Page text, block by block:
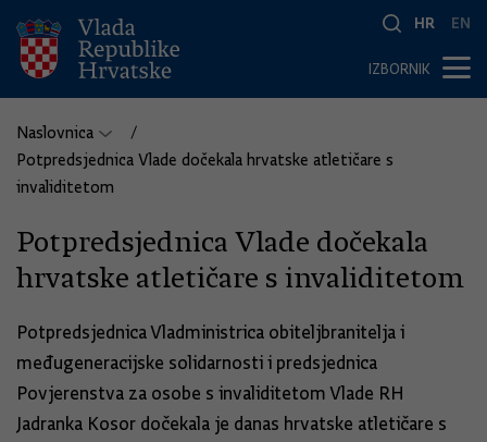
HR EN
IZBORNIK
Naslovnica
Potpredsjednica Vlade dočekala hrvatske atletičare s
invaliditetom
Potpredsjednica Vlade dočekala
hrvatske atletičare s invaliditetom
Potpredsjednica Vladministrica obiteljbranitelja i
međugeneracijske solidarnosti i predsjednica
Povjerenstva za osobe s invaliditetom Vlade RH
Jadranka Kosor dočekala je danas hrvatske atletičare s